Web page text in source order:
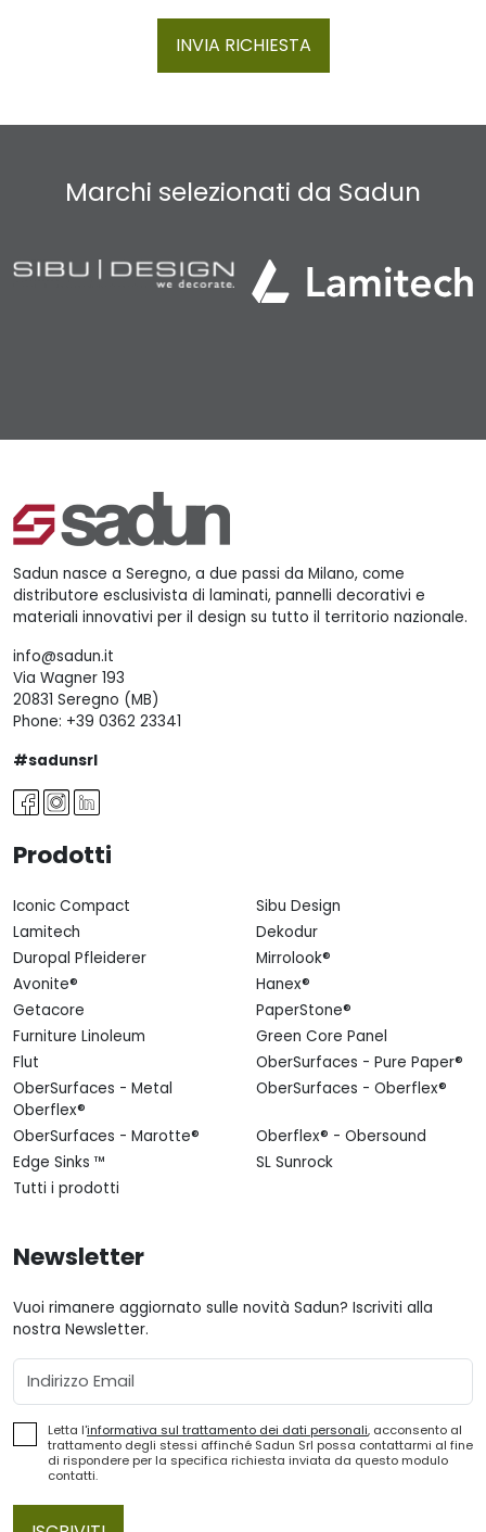
INVIA RICHIESTA
Marchi selezionati da Sadun
Sadun nasce a Seregno, a due passi da Milano, come
distributore esclusivista di laminati, pannelli decorativi e
materiali innovativi per il design su tutto il territorio nazionale.
info@sadun.it
Via Wagner 193
20831 Seregno (MB)
Phone: +39 0362 23341
#sadunsrl
Prodotti
Iconic Compact
Sibu Design
Lamitech
Dekodur
Duropal Pfleiderer
Mirrolook®
Avonite®
Hanex®
Getacore
PaperStone®
Furniture Linoleum
Green Core Panel
Flut
OberSurfaces - Pure Paper®
OberSurfaces - Metal
Oberflex®
OberSurfaces - Oberflex®
OberSurfaces - Marotte®
Oberflex® - Obersound
Edge Sinks ™
SL Sunrock
Tutti i prodotti
Newsletter
Vuoi rimanere aggiornato sulle novità Sadun? Iscriviti alla
nostra Newsletter.
Email
Letta l'informativa sul trattamento dei dati personali, acconsento al
trattamento degli stessi affinché Sadun Srl possa contattarmi al fine
di rispondere per la specifica richiesta inviata da questo modulo
contatti.